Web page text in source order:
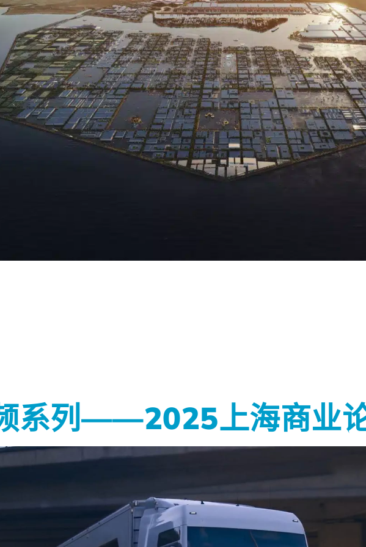
系列——2025上海商业